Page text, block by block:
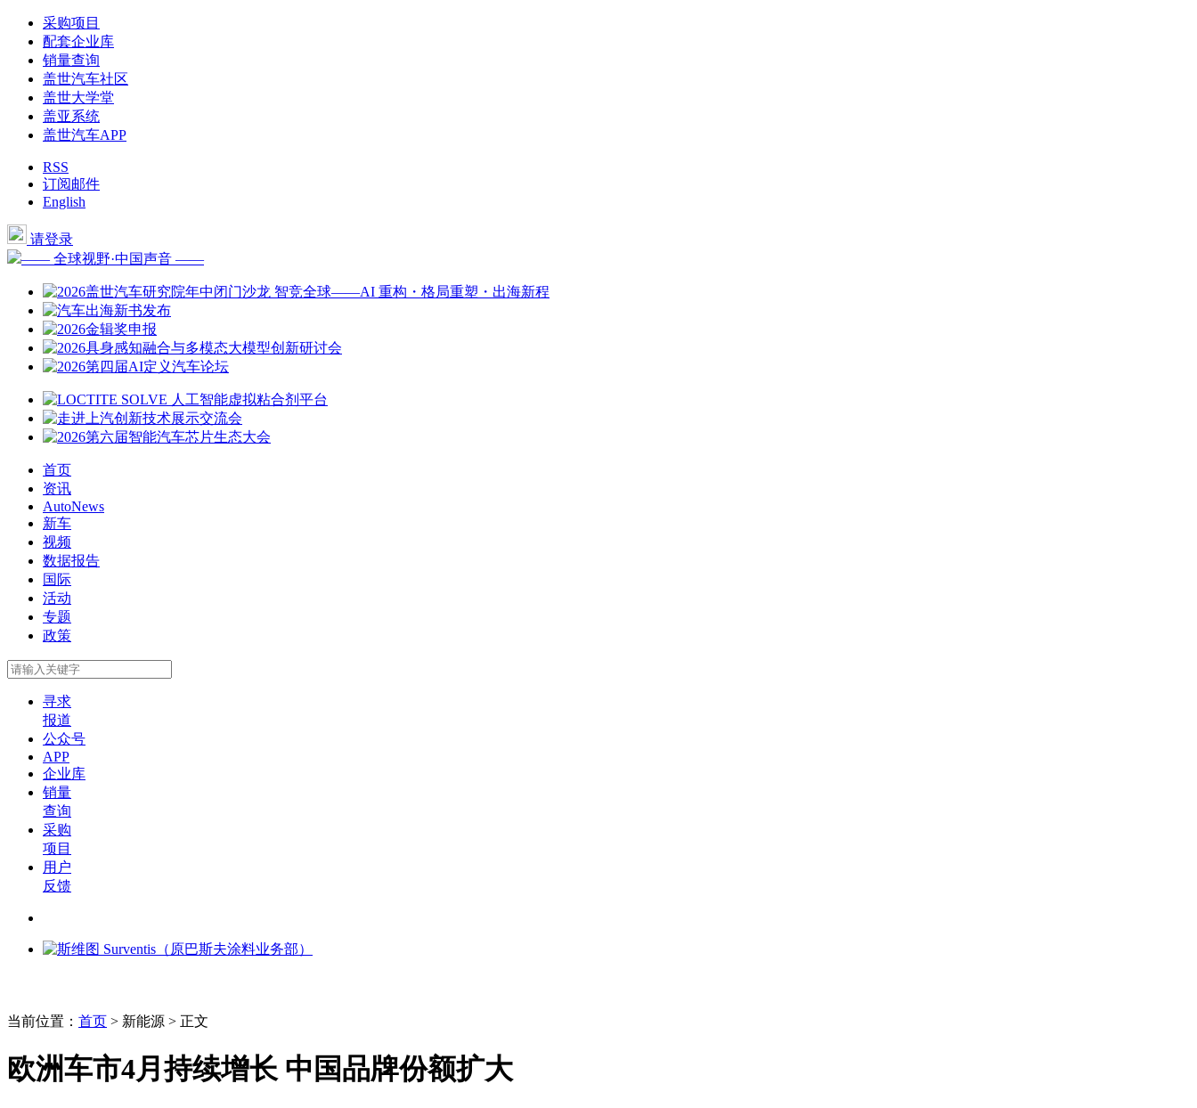
采购项目
配套企业库
销量查询
盖世汽车社区
盖世大学堂
盖亚系统
盖世汽车APP
RSS
订阅邮件
English
请登录
—— 全球视野·中国声音 ——
首页
资讯
AutoNews
新车
视频
数据报告
国际
活动
专题
政策
寻求
报道
公众号
APP
企业库
销量
查询
采购
项目
用户
反馈
当前位置： 首页 > 新能源 > 正文
欧洲车市4月持续增长 中国品牌份额扩大